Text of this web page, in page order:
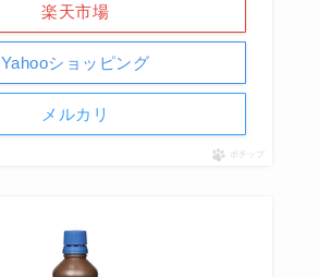
楽天市場
Yahooショッピング
メルカリ
ポチップ